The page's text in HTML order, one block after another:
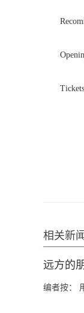
相关新闻
远方的
编者按：